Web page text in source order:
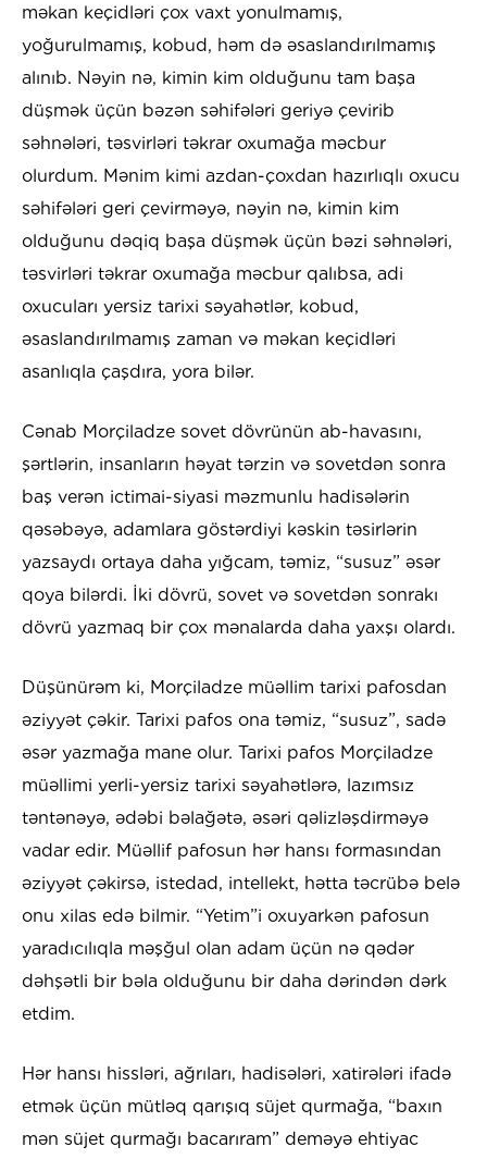
məkan keçidləri çox vaxt yonulmamış,
yoğurulmamış, kobud, həm də əsaslandırılmamış
alınıb. Nəyin nə, kimin kim olduğunu tam başa
düşmək üçün bəzən səhifələri geriyə çevirib
səhnələri, təsvirləri təkrar oxumağa məcbur
olurdum. Mənim kimi azdan-çoxdan hazırlıqlı oxucu
səhifələri geri çevirməyə, nəyin nə, kimin kim
olduğunu dəqiq başa düşmək üçün bəzi səhnələri,
təsvirləri təkrar oxumağa məcbur qalıbsa, adi
oxucuları yersiz tarixi səyahətlər, kobud,
əsaslandırılmamış zaman və məkan keçidləri
asanlıqla çaşdıra, yora bilər.
Cənab Morçiladze sovet dövrünün ab-havasını,
şərtlərin, insanların həyat tərzin və sovetdən sonra
baş verən ictimai-siyasi məzmunlu hadisələrin
qəsəbəyə, adamlara göstərdiyi kəskin təsirlərin
yazsaydı ortaya daha yığcam, təmiz, “susuz” əsər
qoya bilərdi. İki dövrü, sovet və sovetdən sonrakı
dövrü yazmaq bir çox mənalarda daha yaxşı olardı.
Düşünürəm ki, Morçiladze müəllim tarixi pafosdan
əziyyət çəkir. Tarixi pafos ona təmiz, “susuz”, sadə
əsər yazmağa mane olur. Tarixi pafos Morçiladze
müəllimi yerli-yersiz tarixi səyahətlərə, lazımsız
təntənəyə, ədəbi bəlağətə, əsəri qəlizləşdirməyə
vadar edir. Müəllif pafosun hər hansı formasından
əziyyət çəkirsə, istedad, intellekt, hətta təcrübə belə
onu xilas edə bilmir. “Yetim”i oxuyarkən pafosun
yaradıcılıqla məşğul olan adam üçün nə qədər
dəhşətli bir bəla olduğunu bir daha dərindən dərk
etdim.
Hər hansı hissləri, ağrıları, hadisələri, xatirələri ifadə
etmək üçün mütləq qarışıq süjet qurmağa, “baxın
mən süjet qurmağı bacarıram” deməyə ehtiyac